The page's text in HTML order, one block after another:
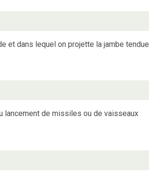
et dans lequel on projette la jambe tendue
lancement de missiles ou de vaisseaux